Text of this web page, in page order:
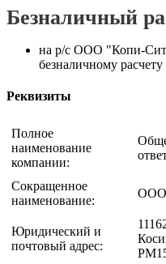
Безналичный
на р/с ООО "Копи-
безналичному расчету
Реквизиты
Полное
наименование
компании:
Сокращенное
наименование:
ООО
Юридический и
почтовый адрес: